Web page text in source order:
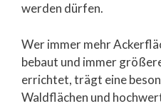
werden dürfen.
Wer immer mehr
bebaut und immer
errichtet, trägt eine
Waldflächen und